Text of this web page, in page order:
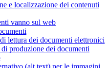
e localizzazione dei contenuti
vanno sul web
lettura dei documenti elettronici
produzione dei documenti
(alt text) per le immagini